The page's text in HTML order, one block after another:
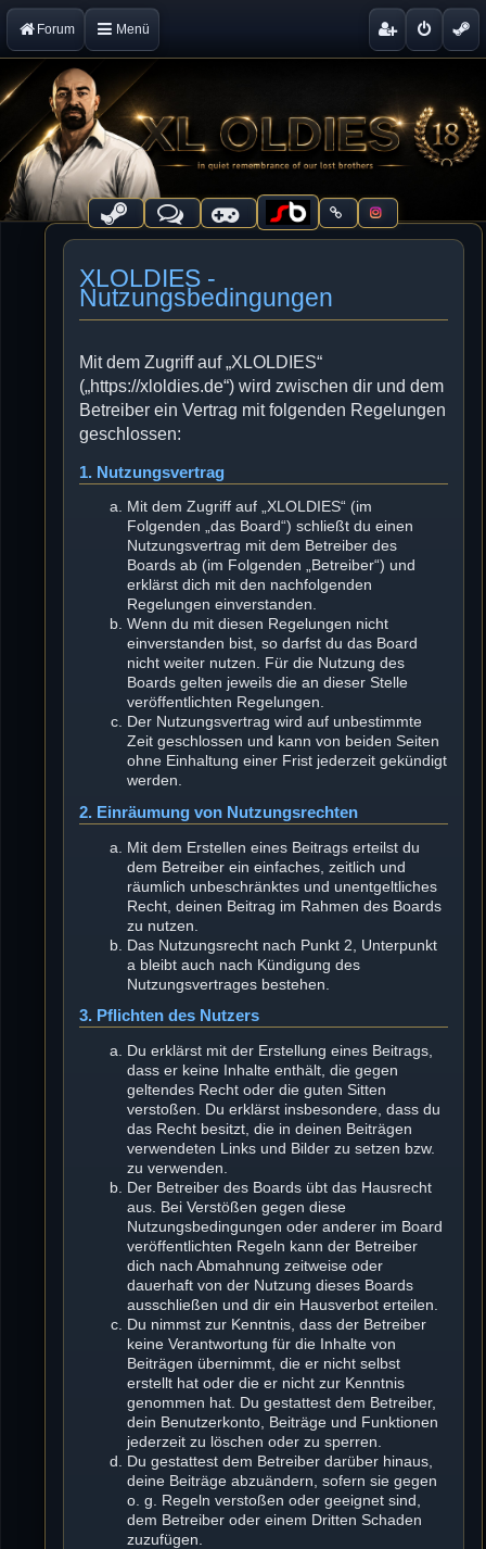
Forum Menü
XLOLDIES -
Nutzungsbedingungen
Mit dem Zugriff auf „XLOLDIES“
(„https://xloldies.de“) wird zwischen dir und dem
Betreiber ein Vertrag mit folgenden Regelungen
geschlossen:
1. Nutzungsvertrag
Mit dem Zugriff auf „XLOLDIES“ (im
Folgenden „das Board“) schließt du einen
Nutzungsvertrag mit dem Betreiber des
Boards ab (im Folgenden „Betreiber“) und
erklärst dich mit den nachfolgenden
Regelungen einverstanden.
Wenn du mit diesen Regelungen nicht
einverstanden bist, so darfst du das Board
nicht weiter nutzen. Für die Nutzung des
Boards gelten jeweils die an dieser Stelle
veröffentlichten Regelungen.
Der Nutzungsvertrag wird auf unbestimmte
Zeit geschlossen und kann von beiden Seiten
ohne Einhaltung einer Frist jederzeit gekündigt
werden.
2. Einräumung von Nutzungsrechten
Mit dem Erstellen eines Beitrags erteilst du
dem Betreiber ein einfaches, zeitlich und
räumlich unbeschränktes und unentgeltliches
Recht, deinen Beitrag im Rahmen des Boards
zu nutzen.
Das Nutzungsrecht nach Punkt 2, Unterpunkt
a bleibt auch nach Kündigung des
Nutzungsvertrages bestehen.
3. Pflichten des Nutzers
Du erklärst mit der Erstellung eines Beitrags,
dass er keine Inhalte enthält, die gegen
geltendes Recht oder die guten Sitten
verstoßen. Du erklärst insbesondere, dass du
das Recht besitzt, die in deinen Beiträgen
verwendeten Links und Bilder zu setzen bzw.
zu verwenden.
Der Betreiber des Boards übt das Hausrecht
aus. Bei Verstößen gegen diese
Nutzungsbedingungen oder anderer im Board
veröffentlichten Regeln kann der Betreiber
dich nach Abmahnung zeitweise oder
dauerhaft von der Nutzung dieses Boards
ausschließen und dir ein Hausverbot erteilen.
Du nimmst zur Kenntnis, dass der Betreiber
keine Verantwortung für die Inhalte von
Beiträgen übernimmt, die er nicht selbst
erstellt hat oder die er nicht zur Kenntnis
genommen hat. Du gestattest dem Betreiber,
dein Benutzerkonto, Beiträge und Funktionen
jederzeit zu löschen oder zu sperren.
Du gestattest dem Betreiber darüber hinaus,
deine Beiträge abzuändern, sofern sie gegen
o. g. Regeln verstoßen oder geeignet sind,
dem Betreiber oder einem Dritten Schaden
zuzufügen.